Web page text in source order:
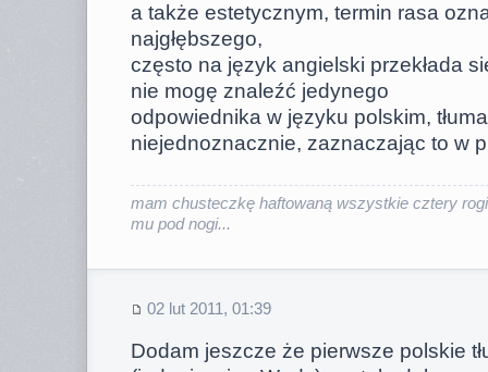
a także estetycznym, termin rasa
najgłębszego,
często na język angielski przekłada
nie mogę znaleźć jedynego
odpowiednika w języku polskim,
niejednoznacznie, zaznaczając to w
mam chusteczkę haftowaną wszystkie cztery
mu pod nogi...
02 lut 2011, 01:39
Dodam jeszcze że pierwsze polskie